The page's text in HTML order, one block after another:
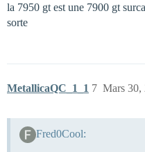
la 7950 gt est une 7900 gt
sorte
MetallicaQC_1_1 Mars 30,
7
Fred0Cool: